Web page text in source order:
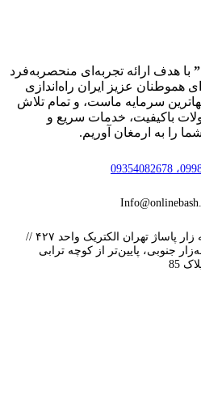
با هدف ارائه تجربه‌ای منحصربه‌فرد
هموطنان عزیز ایران راه‌اندازی
سرمایه ماست، و تمام تلاش
باکیفیت، خدمات سریع و
را به ارمغان آوریم.
آدرس دفتر: تهران لاله زار پاساژ تهران الکتریک واحد ۴۲۷ //
جنوبی، پایین‌تر از کوچه ترابی
85